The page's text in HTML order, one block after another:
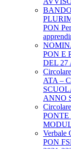
PON
PON E
DEL 27
ATA –
ANNO
Verbale
PON